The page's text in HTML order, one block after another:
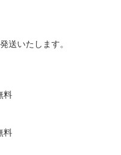
送いたします。
料
料